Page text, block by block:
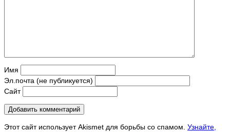
Имя
Эл.почта (не публикуется)
Сайт
Этот сайт использует Akismet для борьбы со спамом. Узнайте,